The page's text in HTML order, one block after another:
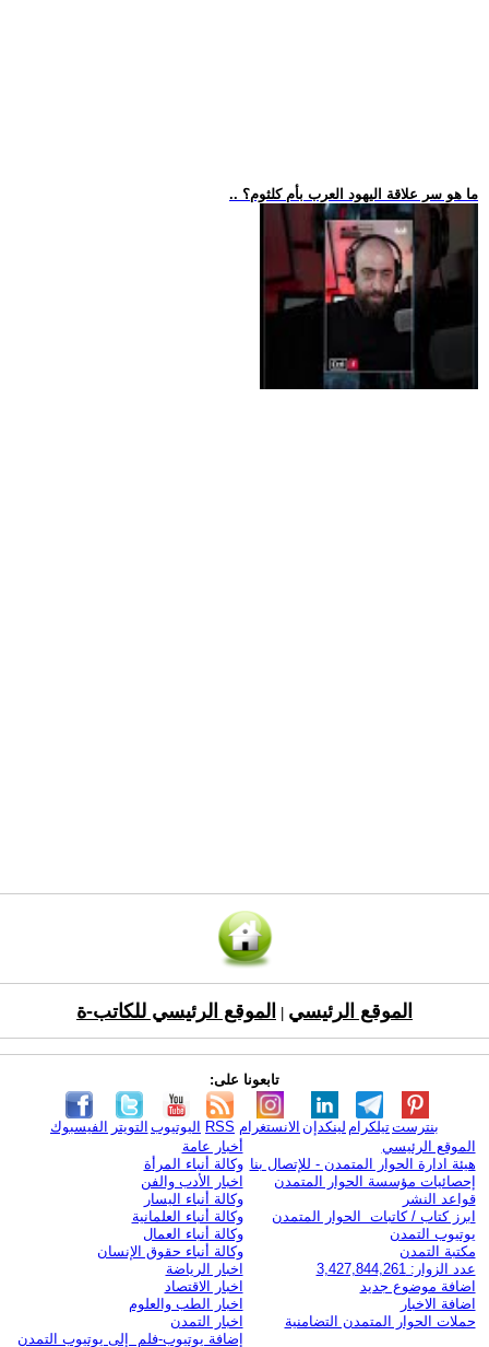
.. ما هو سر علاقة اليهود العرب بأم كلثوم؟
الموقع الرئيسي الموقع الرئيسي للكاتب-ة
تابعونا على:
الفيسبوك التويتر اليوتيوب RSS الانستغرام لينكدإن تيلكرامبنترست
الموقع الرئيسي
هيئة ادارة الحوار المتمدن - للإتصال بنا
إحصائيات مؤسسة الحوار المتمدن
قواعد النشر
ابرز كتاب / كاتبات الحوار المتمدن
يوتيوب التمدن
مكتبة التمدن
عدد الزوار: 3,427,844,261
اضافة موضوع جديد
اضافة الاخبار
حملات الحوار المتمدن التضامنية
أخبار عامة
وكالة أنباء المرأة
اخبار الأدب والفن
وكالة أنباء اليسار
وكالة أنباء العلمانية
وكالة أنباء العمال
وكالة أنباء حقوق الإنسان
اخبار الرياضة
اخبار الاقتصاد
اخبار الطب والعلوم
اخبار التمدن
إضافة يوتيوب-فلم إلى يوتيوب التمدن